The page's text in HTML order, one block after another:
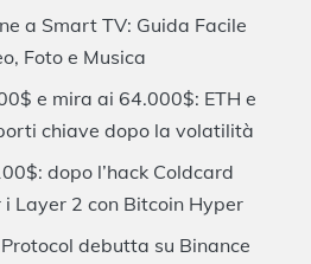
a Smart TV: Guida Facile
Foto e Musica
e mira ai 64.000$: ETH e
chiave dopo la volatilità
dopo l’hack Coldcard
i Layer 2 con Bitcoin Hyper
debutta su Binance